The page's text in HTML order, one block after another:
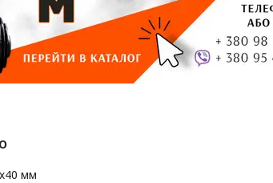
мм